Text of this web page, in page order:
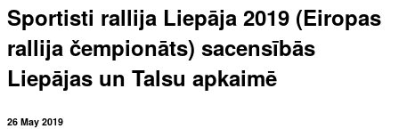
Sportisti rallija Liepāja 2019 (Eiropas
rallija čempionāts) sacensībās
Liepājas un Talsu apkaimē
26 May 2019